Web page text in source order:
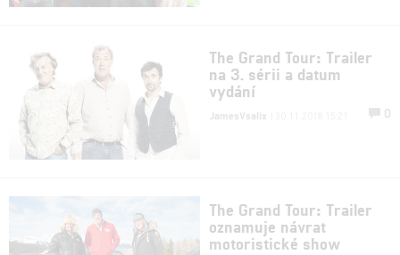
The Grand Tour: Trailer
na 3. sérii a datum
vydání
JamesVsalix 0
The Grand Tour: Trailer
oznamuje návrat
motoristické show